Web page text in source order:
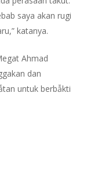
saya akan rugi
katanya.
Ahmad
dan
untuk berbẫkti